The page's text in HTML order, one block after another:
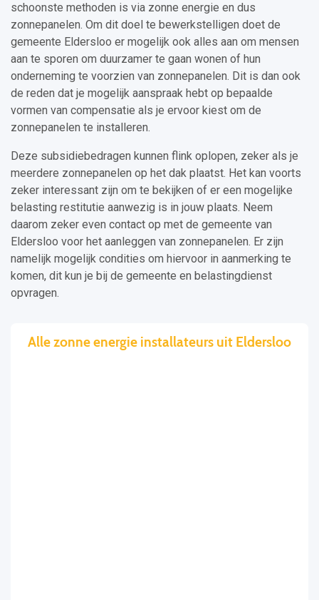
schoonste methoden is via zonne energie en dus
zonnepanelen. Om dit doel te bewerkstelligen doet de
gemeente Eldersloo er mogelijk ook alles aan om mensen
aan te sporen om duurzamer te gaan wonen of hun
onderneming te voorzien van zonnepanelen. Dit is dan ook
de reden dat je mogelijk aanspraak hebt op bepaalde
vormen van compensatie als je ervoor kiest om de
zonnepanelen te installeren.
Deze subsidiebedragen kunnen flink oplopen, zeker als je
meerdere zonnepanelen op het dak plaatst. Het kan voorts
zeker interessant zijn om te bekijken of er een mogelijke
belasting restitutie aanwezig is in jouw plaats. Neem
daarom zeker even contact op met de gemeente van
Eldersloo voor het aanleggen van zonnepanelen. Er zijn
namelijk mogelijk condities om hiervoor in aanmerking te
komen, dit kun je bij de gemeente en belastingdienst
opvragen.
Alle zonne energie installateurs uit Eldersloo